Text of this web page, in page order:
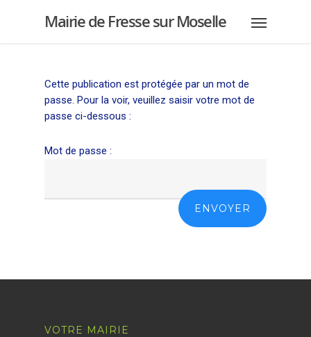
Mairie de Fresse sur Moselle
Cette publication est protégée par un mot de
passe. Pour la voir, veuillez saisir votre mot de
passe ci-dessous :
Mot de passe :
VOTRE MAIRIE